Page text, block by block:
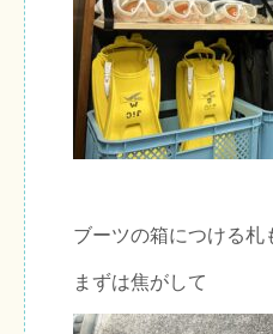
ブーツの箱につける札
まずは焦がして